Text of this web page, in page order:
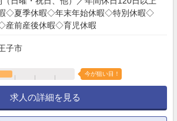
◇夏季休暇◇年末年始休暇◇特別休暇◇
産前産後休暇◇育児休暇
子市
今が狙い目！
求人の詳細を見る